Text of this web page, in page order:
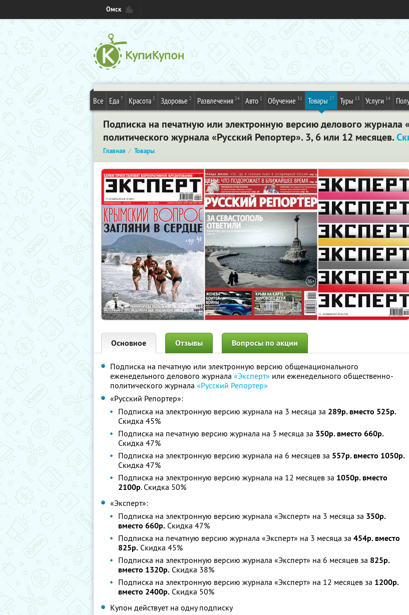
Омск
Все Еда 7 Красота 2 Здоровье 2 Развлечения 24 Авто 1 Обучение 31 Товары 27 Туры 13 Услуги 14
Подписка на печатную или электронную версию делового журнала
политического журнала «Русский Репортер». 3, 6 или 12 месяцев.
Главная Товары
Основное Отзывы Вопросы по акции
Подписка на печатную или электронную версию общенационального
еженедельного делового журнала «Эксперт» или еженедельного общественно-
политического журнала «Русский Репортер»
«Русский Репортер»:
Подписка на электронную версию журнала на 3 месяца за 289р. вместо 525р.
Скидка 45%
Подписка на печатную версию журнала на 3 месяца за 350р. вместо 660р.
Скидка 47%
Подписка на электронную версию журнала на 6 месяцев за 557р. вместо 1050р.
Скидка 47%
Подписка на электронную версию журнала на 12 месяцев за 1050р. вместо
2100р. Скидка 50%
«Эксперт»:
Подписка на электронную версию журнала «Эксперт» на 3 месяца за 350р.
вместо 660р. Скидка 47%
Подписка на печатную версию журнала «Эксперт» на 3 месяца за 454р. вместо
825р. Скидка 45%
Подписка на электронную версию журнала «Эксперт» на 6 месяцев за 825р.
вместо 1320р. Скидка 38%
Подписка на электронную версию журнала «Эксперт» на 12 месяцев за 1200р.
вместо 2400р. Скидка 50%
Купон действует на одну подписку